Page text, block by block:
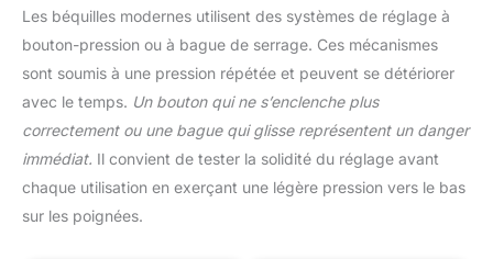
Les béquilles modernes utilisent des systèmes de réglage à
bouton-pression ou à bague de serrage. Ces mécanismes
sont soumis à une pression répétée et peuvent se détériorer
avec le temps. Un bouton qui ne s’enclenche plus
correctement ou une bague qui glisse représentent un danger
immédiat. Il convient de tester la solidité du réglage avant
chaque utilisation en exerçant une légère pression vers le bas
sur les poignées.